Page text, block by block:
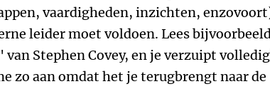
vaardigheden, inzichten,
leider moet voldoen. Lees
van Stephen Covey, en je verzuipt
zo aan omdat het je terugbrengt naar de